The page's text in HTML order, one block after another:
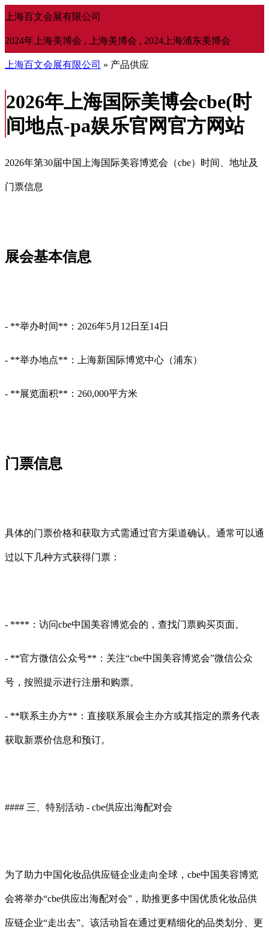
上海百文会展有限公司
2024年上海美博会 , 上海美博会 , 2024上海浦东美博会
上海百文会展有限公司 » 产品供应
2026年上海国际美博会cbe(时
间地点-pa娱乐官网官方网站
2026年第30届中国上海国际美容博览会（cbe）时间、地址及
门票信息
展会基本信息
- **举办时间**：2026年5月12日至14日
- **举办地点**：上海新国际博览中心（浦东）
- **展览面积**：260,000平方米
门票信息
具体的门票价格和获取方式需通过官方渠道确认。通常可以通
过以下几种方式获得门票：
- ****：访问cbe中国美容博览会的，查找门票购买页面。
- **官方微信公众号**：关注“cbe中国美容博览会”微信公众
号，按照提示进行注册和购票。
- **联系主办方**：直接联系展会主办方或其指定的票务代表
获取新票价信息和预订。
#### 三、特别活动 - cbe供应出海配对会
为了助力中国化妆品供应链企业走向全球，cbe中国美容博览
会将举办“cbe供应出海配对会”，助推更多中国优质化妆品供
应链企业“走出去”。该活动旨在通过更精细化的品类划分、更